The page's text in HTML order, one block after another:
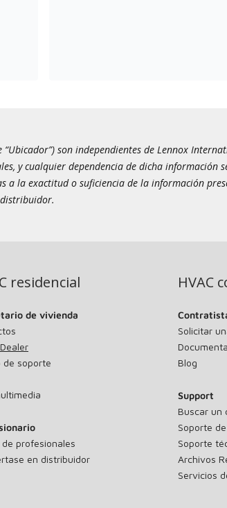
son independientes de Lennox
y cualquier dependencia de dicha información
a la exactitud o suficiencia de la información
residencial
de vivienda
de soporte
profesionales
en distribuidor
HVAC
Solicitar
Blog
Support
Buscar un
Soporte
Soporte
Archivos
Servicios